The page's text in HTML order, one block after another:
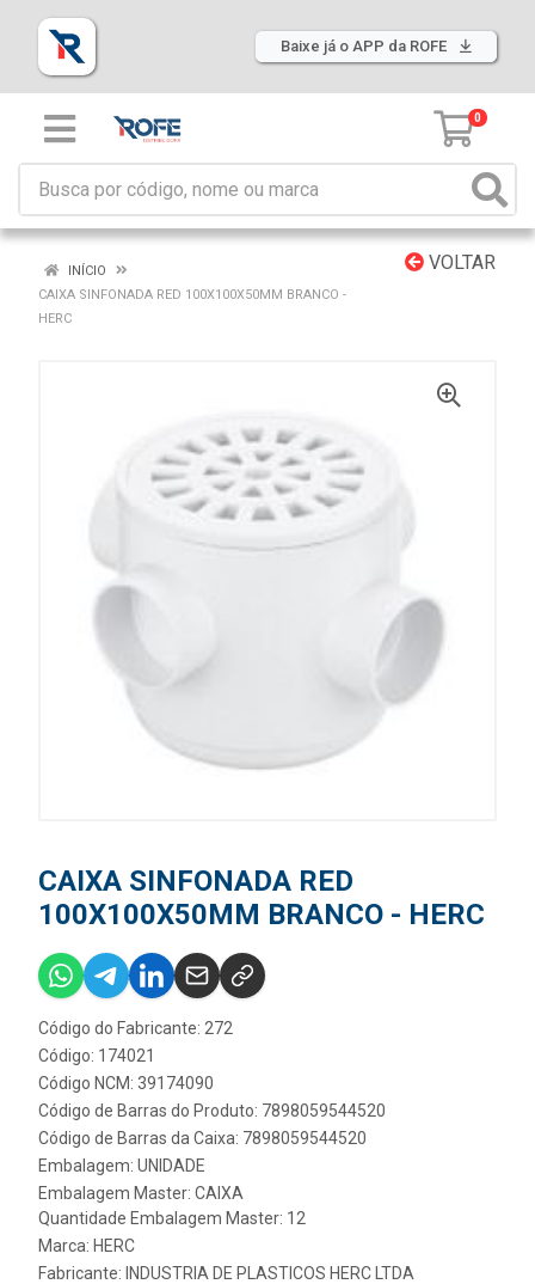
Baixe já o APP da ROFE
0
VOLTAR
INÍCIO
CAIXA SINFONADA RED 100X100X50MM BRANCO -
HERC
CAIXA SINFONADA RED
100X100X50MM BRANCO - HERC
Código do Fabricante: 272
Código: 174021
Código NCM: 39174090
Código de Barras do Produto: 7898059544520
Código de Barras da Caixa: 7898059544520
Embalagem: UNIDADE
Embalagem Master: CAIXA
Quantidade Embalagem Master: 12
Marca: HERC
Fabricante: INDUSTRIA DE PLASTICOS HERC LTDA